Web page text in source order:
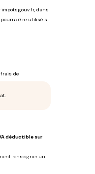
dans
être utilisé si
frais de
déductible sur
renseigner un